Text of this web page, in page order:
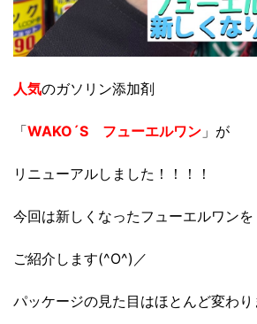
人気のガソリン添加剤
「WAKO´S フューエルワン 」が
リニューアルしました！！！！
今回は新しくなったフューエルワンを
ご紹介します(^O^)／
パッケージの見た目はほとんど変わり